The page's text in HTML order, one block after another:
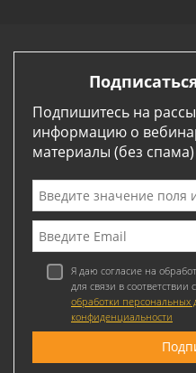
Подпишитесь на
информацию о
материалы (без спама)
Я даю согласие на
для связи в соответствии с
обработки персональных
конфиденциальности